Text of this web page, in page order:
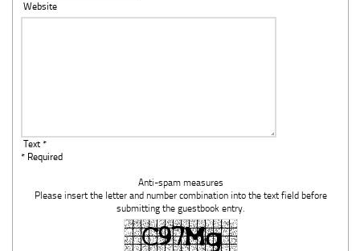
Website
Text *
* Required
Anti-spam measures
Please insert the letter and number combination into the text field before
submitting the guestbook entry.